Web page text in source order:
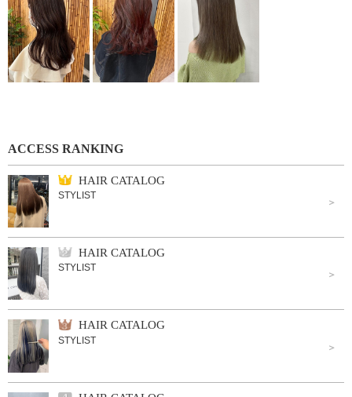
ACCESS RANKING
HAIR CATALOG
STYLIST
HAIR CATALOG
STYLIST
HAIR CATALOG
STYLIST